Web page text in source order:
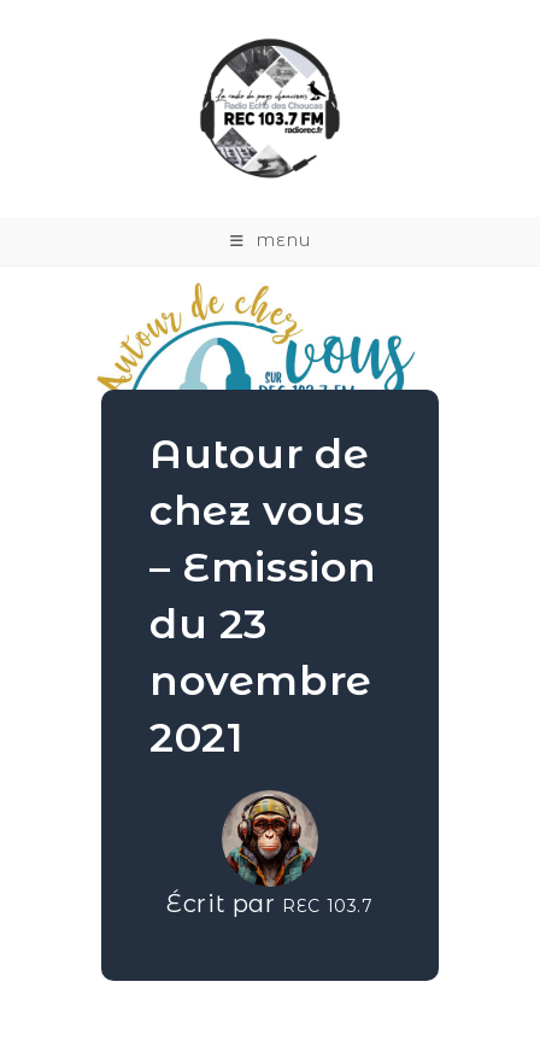
MENU
Autour de
chez vous
– Emission
du 23
novembre
2021
Écrit par REC 103.7